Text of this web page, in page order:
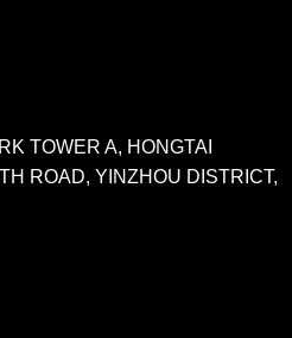
TOWER A, HONGTAI
ROAD, YINZHOU DISTRICT,